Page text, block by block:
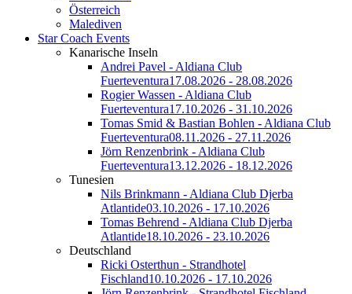
Österreich
Malediven
Star Coach Events
Kanarische Inseln
Andrei Pavel - Aldiana Club
Fuerteventura17.08.2026 - 28.08.2026
Rogier Wassen - Aldiana Club
Fuerteventura17.10.2026 - 31.10.2026
Tomas Smid & Bastian Bohlen - Aldiana Club
Fuerteventura08.11.2026 - 27.11.2026
Jörn Renzenbrink - Aldiana Club
Fuerteventura13.12.2026 - 18.12.2026
Tunesien
Nils Brinkmann - Aldiana Club Djerba
Atlantide03.10.2026 - 17.10.2026
Tomas Behrend - Aldiana Club Djerba
Atlantide18.10.2026 - 23.10.2026
Deutschland
Ricki Osterthun - Strandhotel
Fischland10.10.2026 - 17.10.2026